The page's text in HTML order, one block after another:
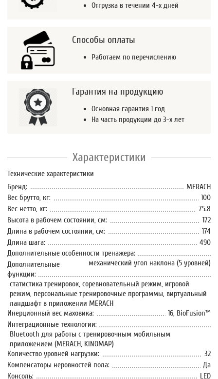
Отгрузка в течении 4-х дней
Способы оплаты
Работаем по перечислению
Гарантия на продукцию
Основная гарантия 1 год
На часть продукции до 3-х лет
Характеристики
Технические характеристики
Бренд:
MERACH
Вес брутто, кг:
100
Вес нетто, кг:
75.8
Высота в рабочем состоянии, см:
172
Длина в рабочем состоянии, см:
174
Длина шага:
490
Дополнительные особенности тренажера:
механический угол наклона (5 уровней)
Дополнительные
функции:
статистика тренировок, соревновательный режим, игровой
режим, персональные тренировочные программы, виртуальный
ландшафт в приложении MERACH
Инерционный вес маховика:
16, BioFusion™
Интеграционные технологии:
Bluetooth для работы с тренировочным мобильным
приложением (MERACH, KINOMAP)
Количество уровней нагрузки:
32
Компенсаторы неровностей пола:
Да
Консоль:
LED